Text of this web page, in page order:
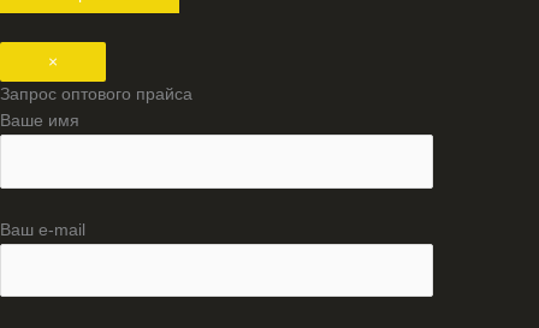
×
Запрос оптового прайса
Ваше имя
Ваш e-mail